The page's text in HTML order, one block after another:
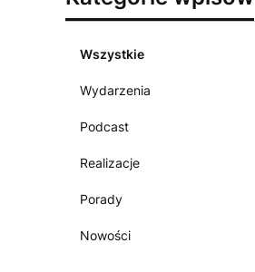
Wszystkie
Wydarzenia
Podcast
Realizacje
Porady
Nowości